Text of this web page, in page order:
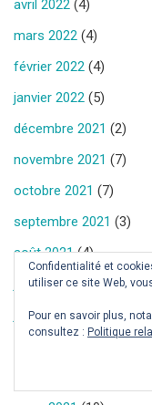
avril 2022 (4)
mars 2022 (4)
février 2022 (4)
janvier 2022 (5)
décembre 2021 (2)
novembre 2021 (7)
octobre 2021 (7)
septembre 2021 (3)
août 2021(4)
juillet 2021(4)
juin 2021 (3)
Confidentialité et
utiliser ce site Web,
Pour en savoir plus,
consultez : Politique